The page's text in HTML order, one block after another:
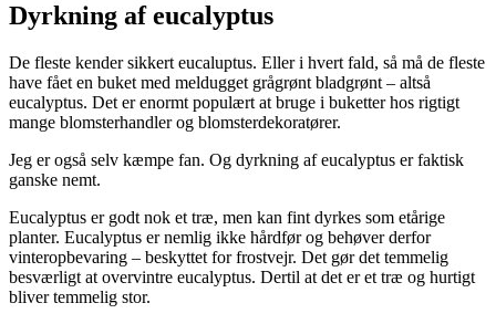
Dyrkning af eucalyptus
De fleste kender sikkert eucaluptus. Eller i hvert fald, så må de fleste
have fået en buket med meldugget grågrønt bladgrønt – altså
eucalyptus. Det er enormt populært at bruge i buketter hos rigtigt
mange blomsterhandler og blomsterdekoratører.
Jeg er også selv kæmpe fan. Og dyrkning af eucalyptus er faktisk
ganske nemt.
Eucalyptus er godt nok et træ, men kan fint dyrkes som etårige
planter. Eucalyptus er nemlig ikke hårdfør og behøver derfor
vinteropbevaring – beskyttet for frostvejr. Det gør det temmelig
besværligt at overvintre eucalyptus. Dertil at det er et træ og hurtigt
bliver temmelig stor.